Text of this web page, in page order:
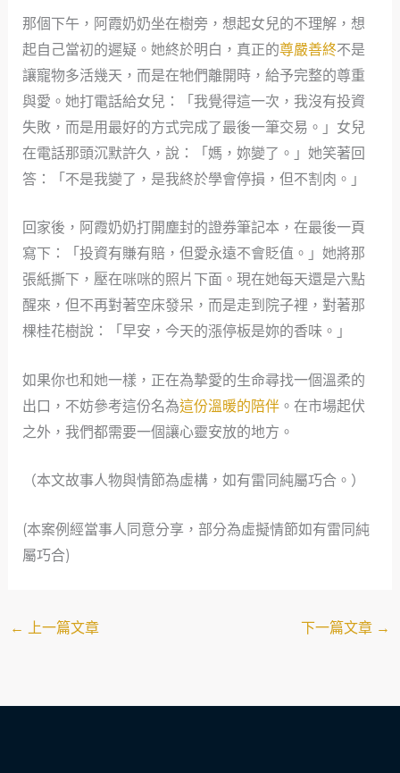
那個下午，阿霞奶奶坐在樹旁，想起女兒的不理解，想
起自己當初的遲疑。她終於明白，真正的尊嚴善終不是
讓寵物多活幾天，而是在牠們離開時，給予完整的尊重
與愛。她打電話給女兒：「我覺得這一次，我沒有投資
失敗，而是用最好的方式完成了最後一筆交易。」女兒
在電話那頭沉默許久，說：「媽，妳變了。」她笑著回
答：「不是我變了，是我終於學會停損，但不割肉。」
回家後，阿霞奶奶打開塵封的證券筆記本，在最後一頁
寫下：「投資有賺有賠，但愛永遠不會貶值。」她將那
張紙撕下，壓在咪咪的照片下面。現在她每天還是六點
醒來，但不再對著空床發呆，而是走到院子裡，對著那
棵桂花樹說：「早安，今天的漲停板是妳的香味。」
如果你也和她一樣，正在為摯愛的生命尋找一個溫柔的
出口，不妨參考這份名為這份溫暖的陪伴。在市場起伏
之外，我們都需要一個讓心靈安放的地方。
（本文故事人物與情節為虛構，如有雷同純屬巧合。）
(本案例經當事人同意分享，部分為虛擬情節如有雷同純
屬巧合)
← 上一篇文章 下一篇文章 →